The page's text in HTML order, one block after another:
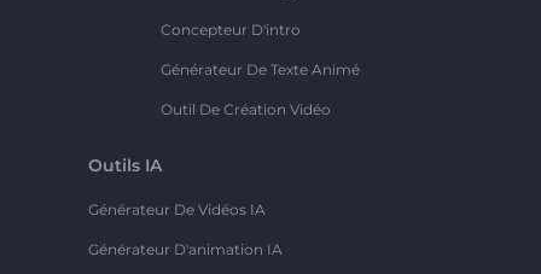
Concepteur D'intro
Générateur De Texte Animé
Outil De Création Vidéo
Outils IA
Générateur De Vidéos IA
Générateur D'animation IA